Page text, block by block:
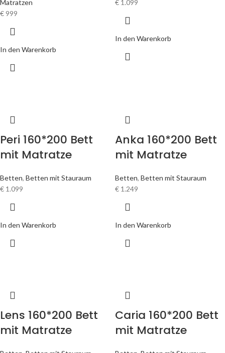
Matratzen
€ 999
In den Warenkorb
€ 1.099
In den Warenkorb
Peri 160*200 Bett
mit Matratze
Betten, Betten mit Stauraum
€ 1.099
In den Warenkorb
Anka 160*200 Bett
mit Matratze
Betten, Betten mit Stauraum
€ 1.249
In den Warenkorb
Lens 160*200 Bett
mit Matratze
Caria 160*200 Bett
mit Matratze